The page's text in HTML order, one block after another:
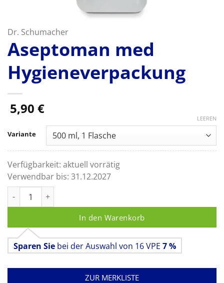
Dr. Schumacher
Aseptoman med
Hygieneverpackung
5,90 €
Variante
LEEREN
Verfügbarkeit: aktuell vorrätig
Verwendbar bis: 31.12.2027
In den Warenkorb
Sparen Sie bei der Auswahl von 16 VPE 7 %
ZUR MERKLISTE